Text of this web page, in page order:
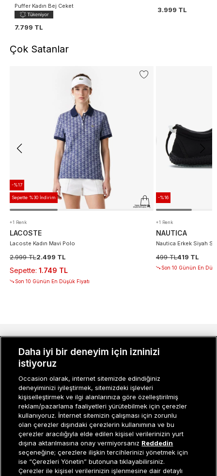
Puffer Kadın Bej Ceket
7.799 TL
3.999 TL
Çok Satanlar
-%17
Sepette %30 İndirim
+1 Renk
LACOSTE
Lacoste Kadın Mavi Polo
2.999 TL2.499 TL
Sepette: 1.749 TL
Son 10 Günün En Düşük Fiyatı
-%16
+1 Renk
NAUTICA
Nautica Erkek Siyah
499 TL419 TL
Son 10 Günün En
Müşteri İlişkileri0 850 800 01 20
KURUMSAL
KADIN KATEGORILER
GRUP MARKALAR
ERKEK KATEGORILER
Daha iyi bir deneyim için izninizi
istiyoruz
Occasion olarak, internet sitemizde edindiğiniz
deneyiminizi iyileştirmek, sitemizdeki işlevleri
kişiselleştirmek ve ilgi alanlarınıza göre özelleştirilmiş
reklam/pazarlama faaliyetleri yürütebilmek için çerezler
kullanıyoruz. İnternet sitemizin çalışması için zorunlu
olan çerezler dışındaki çerezlerin kullanımına ve bu
çerezler aracılığıyla elde edilen kişisel verilerinizin yurt
dışına aktarılmasına onay vermiyorsanız Reddedin
seçeneğine; çerezlere ilişkin tercihlerinizi yönetmek için
ise “Çerezleri Yönetin” butonuna tıklayabilirsiniz.
Çerezler ile kişisel verilerinizin işlenmesine dair detaylı